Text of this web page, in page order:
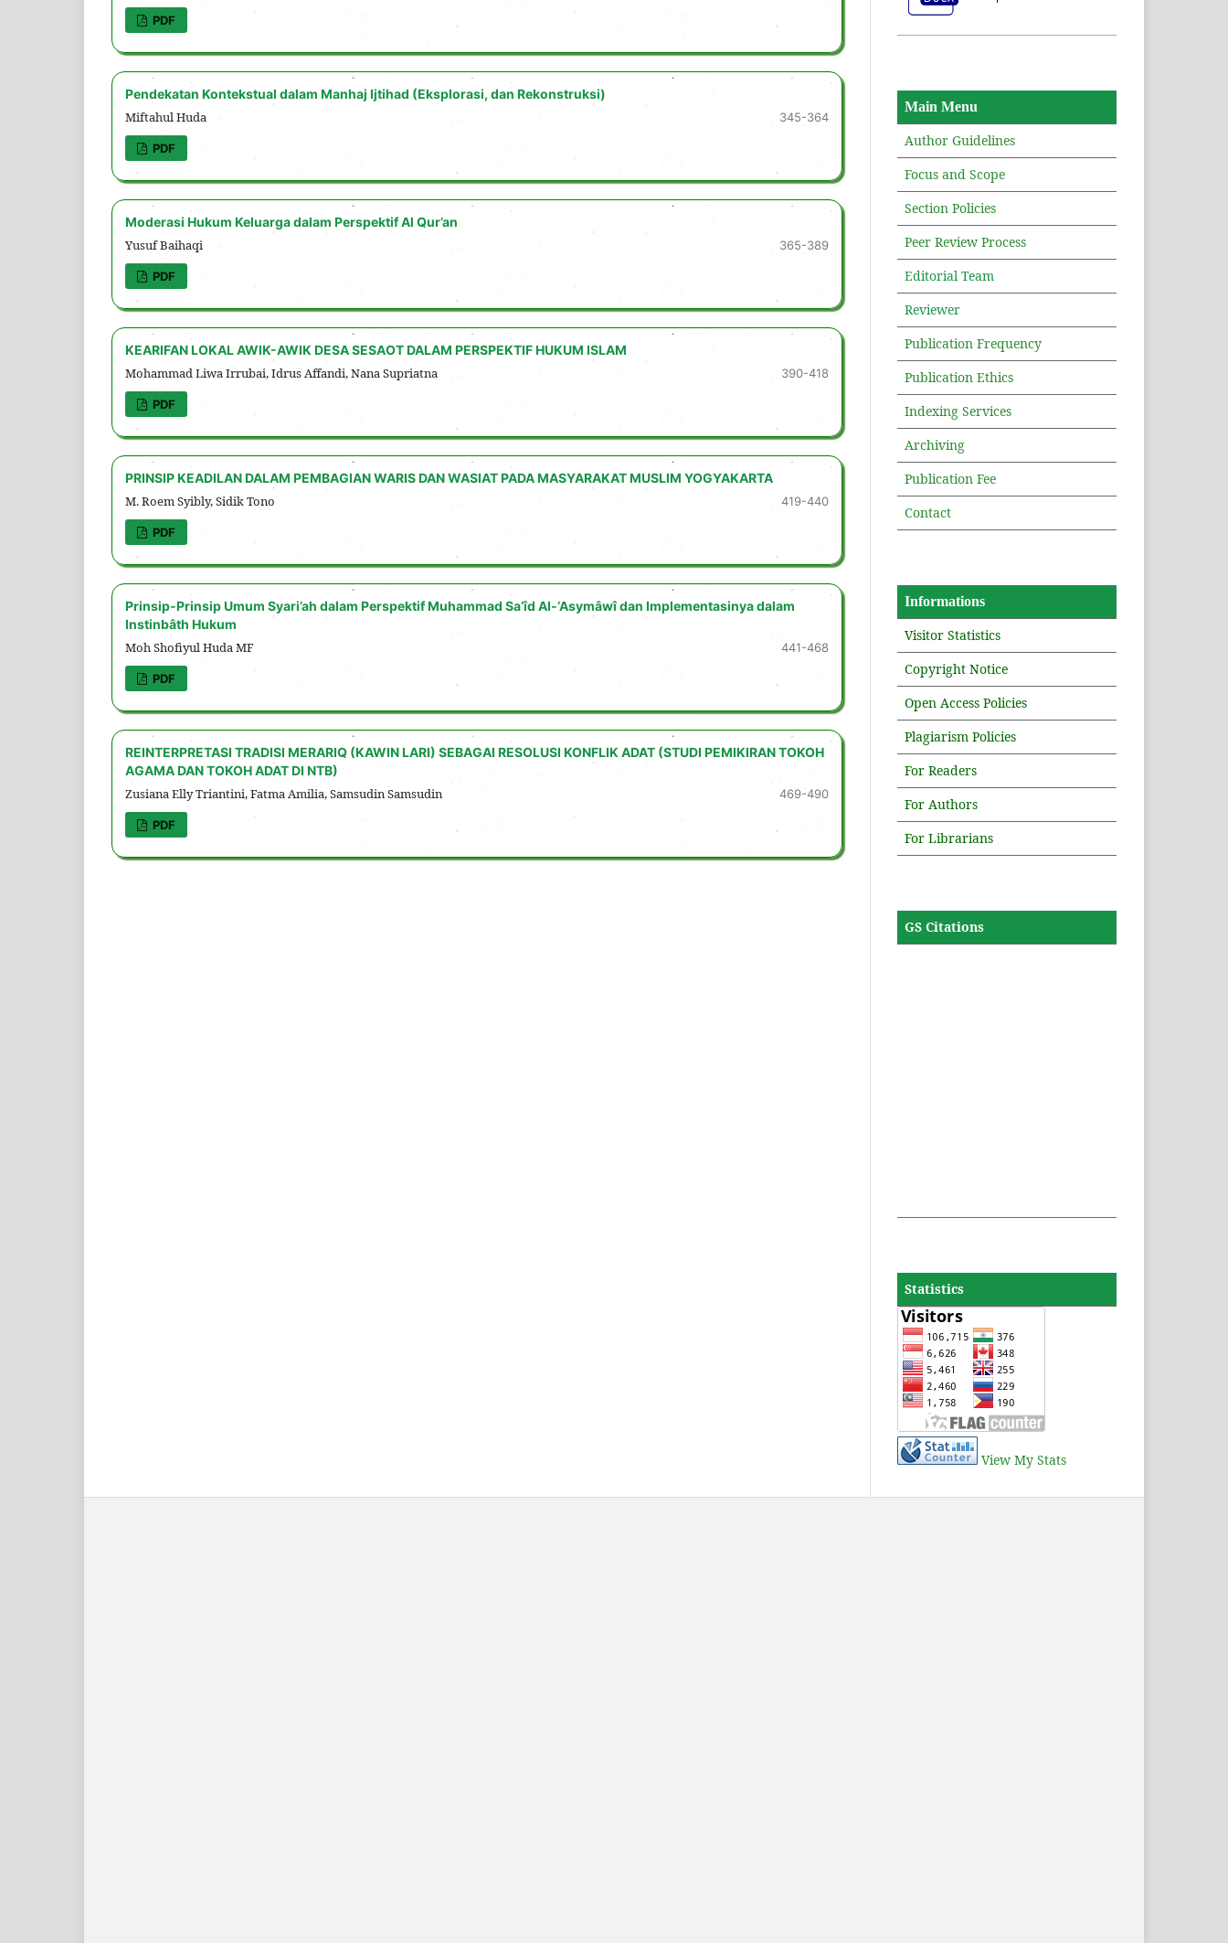
PDF
Pendekatan Kontekstual dalam Manhaj Ijtihad (Eksplorasi, dan Rekonstruksi)
Miftahul Huda 345-364
PDF
Moderasi Hukum Keluarga dalam Perspektif Al Qur’an
Yusuf Baihaqi 365-389
PDF
KEARIFAN LOKAL AWIK-AWIK DESA SESAOT DALAM PERSPEKTIF HUKUM ISLAM
Mohammad Liwa Irrubai, Idrus Affandi, Nana Supriatna 390-418
PDF
PRINSIP KEADILAN DALAM PEMBAGIAN WARIS DAN WASIAT PADA MASYARAKAT MUSLIM YOGYAKARTA
M. Roem Syibly, Sidik Tono 419-440
PDF
Prinsip-Prinsip Umum Syari’ah dalam Perspektif Muhammad Sa’îd Al-‘Asymâwî dan Implementasinya dalam
Instinbâth Hukum
Moh Shofiyul Huda MF 441-468
PDF
REINTERPRETASI TRADISI MERARIQ (KAWIN LARI) SEBAGAI RESOLUSI KONFLIK ADAT (STUDI PEMIKIRAN TOKOH
AGAMA DAN TOKOH ADAT DI NTB)
Zusiana Elly Triantini, Fatma Amilia, Samsudin Samsudin 469-490
PDF
Main Menu
Author Guidelines
Focus and Scope
Section Policies
Peer Review Process
Editorial Team
Reviewer
Publication Frequency
Publication Ethics
Indexing Services
Archiving
Publication Fee
Contact
Informations
Visitor Statistics
Copyright Notice
Open Access Policies
Plagiarism Policies
For Readers
For Authors
For Librarians
GS Citations
Statistics
View My Stats